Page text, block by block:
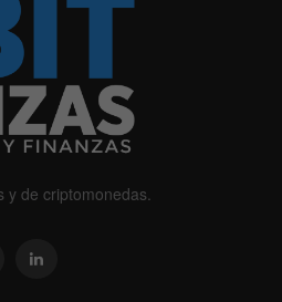
de criptomonedas.